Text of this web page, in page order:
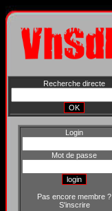
Recherche directe
Login
Mot de passe
Pas encore membre ?
S'inscrire